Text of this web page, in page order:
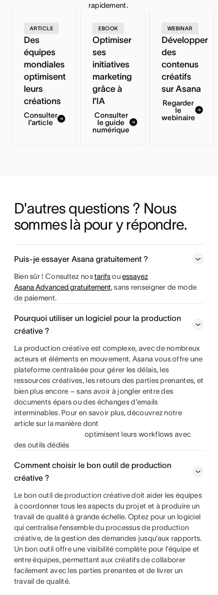
rapidement.
ARTICLE
Des
équipes
mondiales
optimisent
leurs
créations
Consulter
l’article
EBOOK
Optimiser
ses
initiatives
marketing
grâce à
l’IA
Consulter
le guide
numérique
WEBINAR
Développer
des
contenus
créatifs
sur Asana
Regarder
le
webinaire
D'autres questions ? Nous
sommes là pour y répondre.
Puis-je essayer Asana gratuitement ?
Bien sûr ! Consultez nostarifsouessayez
Asana Advanced gratuitement, sans renseigner de mode
de paiement.
Pourquoi utiliser un logiciel pour la production
créative ?
La production créative est complexe, avec de nombreux
acteurs et éléments en mouvement. Asana vous offre une
plateforme centralisée pour gérer les délais, les
ressources créatives, les retours des parties prenantes, et
bien plus encore – sans avoir à jongler entre des
documents épars ou des échanges d'emails
interminables. Pour en savoir plus, découvrez notre
article sur la manière dont
optimisent leurs workflows avec
des outils dédiés
Comment choisir le bon outil de production
créative ?
Le bon outil de production créative doit aider les équipes
à coordonner tous les aspects du projet et à produire un
travail de qualité à grande échelle. Optez pour un logiciel
qui centralise l’ensemble du processus de production
créative, de la gestion des demandes jusqu’aux rapports.
Un bon outil offre une visibilité complète pour l’équipe et
entre équipes, permettant aux créatifs de collaborer
facilement avec les parties prenantes et de livrer un
travail de qualité.